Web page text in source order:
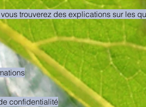
trouverez des explications sur les
confidentialité